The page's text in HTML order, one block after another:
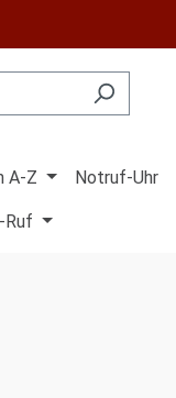
A-Z Notruf-Uhr
Ruf